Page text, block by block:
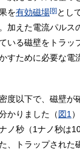
を有効磁場[8]とし
加えた電流パルス
いる磁壁をトラッ
すために必要な電
度以下で、磁壁が
かりました（図1
ノ秒（1ナノ秒は
、トラップされた